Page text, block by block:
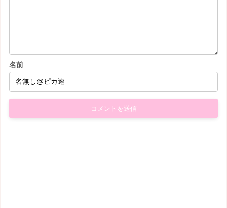
名前